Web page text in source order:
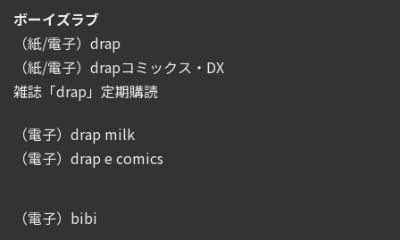
ボーイズラブ
（紙/電子）drap
（紙/電子）drapコミックス・DX
雑誌「drap」定期購読
（電子）drap milk
（電子）drap e comics
（電子）bibi